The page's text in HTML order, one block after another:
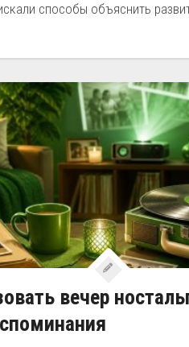
способы объяснить
вечер